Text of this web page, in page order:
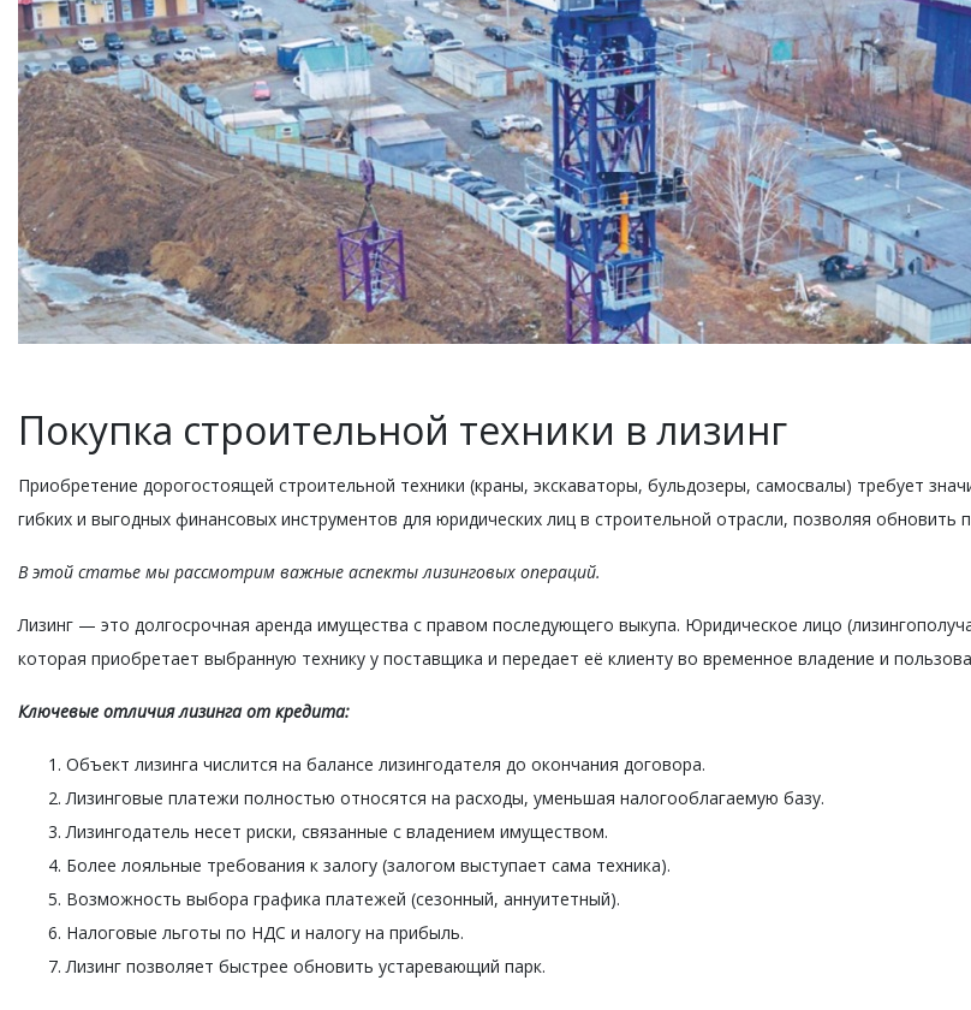
Покупка строительной техники в лизинг
Приобретение дорогостоящей строительной техники (краны, экскаваторы, бульдозеры, самосвалы) требует
гибких и выгодных финансовых инструментов для юридических лиц в строительной отрасли, позволяя обновить
В этой статье мы рассмотрим важные аспекты лизинговых операций.
Лизинг — это долгосрочная аренда имущества с правом последующего выкупа. Юридическое лицо
которая приобретает выбранную технику у поставщика и передает её клиенту во временное владение и
Ключевые отличия лизинга от кредита:
Объект лизинга числится на балансе лизингодателя до окончания договора.
Лизинговые платежи полностью относятся на расходы, уменьшая налогооблагаемую базу.
Лизингодатель несет риски, связанные с владением имуществом.
Более лояльные требования к залогу (залогом выступает сама техника).
Возможность выбора графика платежей (сезонный, аннуитетный).
Налоговые льготы по НДС и налогу на прибыль.
Лизинг позволяет быстрее обновить устаревающий парк.